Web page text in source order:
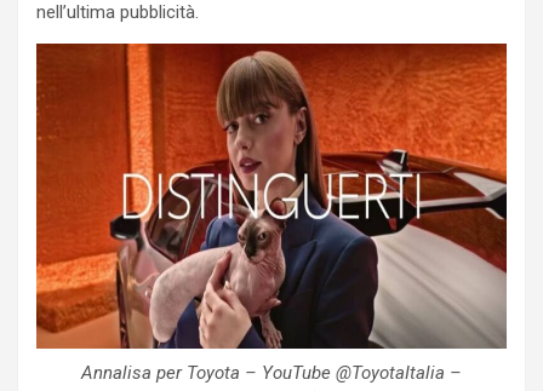
nell’ultima pubblicità.
Annalisa per Toyota – YouTube @ToyotaItalia –